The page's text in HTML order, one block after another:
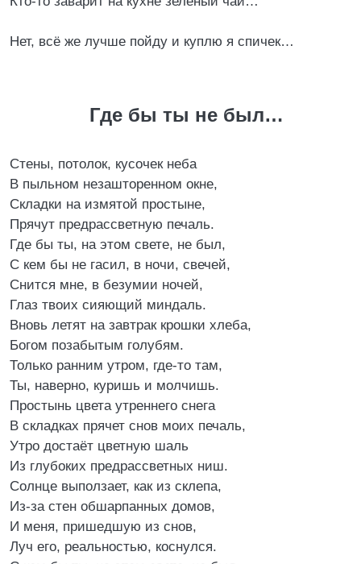
Нет, всё же лучше пойду и куплю я спичек…
Где бы ты не был…
Стены, потолок, кусочек неба
В пыльном незашторенном окне,
Складки на измятой простыне,
Прячут предрассветную печаль.
Где бы ты, на этом свете, не был,
С кем бы не гасил, в ночи, свечей,
Снится мне, в безумии ночей,
Глаз твоих сияющий миндаль.
Вновь летят на завтрак крошки хлеба,
Богом позабытым голубям.
Только ранним утром, где-то там,
Ты, наверно, куришь и молчишь.
Простынь цвета утреннего снега
В складках прячет снов моих печаль,
Утро достаёт цветную шаль
Из глубоких предрассветных ниш.
Солнце выползает, как из склепа,
Из-за стен обшарпанных домов,
И меня, пришедшую из снов,
Луч его, реальностью, коснулся.